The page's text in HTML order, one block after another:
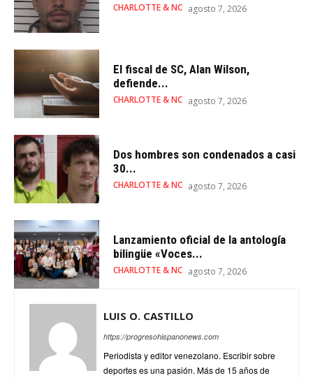
CHARLOTTE & NC agosto 7, 2026
El fiscal de SC, Alan Wilson,
defiende...
CHARLOTTE & NC agosto 7, 2026
Dos hombres son condenados a casi
30...
CHARLOTTE & NC agosto 7, 2026
Lanzamiento oficial de la antología
bilingüe «Voces...
CHARLOTTE & NC agosto 7, 2026
LUIS O. CASTILLO
https://progresohispanonews.com
Periodista y editor venezolano. Escribir sobre
deportes es una pasión. Más de 15 años de